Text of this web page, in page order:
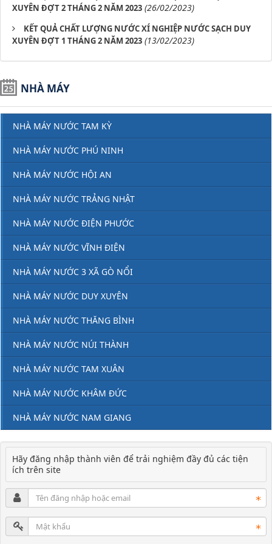
XUYÊN ĐỢT 2 THÁNG 2 NĂM 2023 (26/02/2023)
KẾT QUẢ CHẤT LƯỢNG NƯỚC XÍ NGHIỆP NƯỚC SẠCH DUY
XUYÊN ĐỢT 1 THÁNG 2 NĂM 2023 (13/02/2023)
NHÀ MÁY
NHÀ MÁY NƯỚC TAM KỲ
NHÀ MÁY NƯỚC PHÚ NINH
NHÀ MÁY NƯỚC HỘI AN
NHÀ MÁY NƯỚC TRẢNG NHẬT
NHÀ MÁY NƯỚC ĐIỆN PHƯỚC
NHÀ MÁY NƯỚC VĨNH ĐIỆN
NHÀ MÁY NƯỚC 3 XÃ GÒ NỔI
NHÀ MÁY NƯỚC DUY XUYÊN
NHÀ MÁY NƯỚC THĂNG BÌNH
NHÀ MÁY NƯỚC NÚI THÀNH
NHÀ MÁY NƯỚC TAM XUÂN
NHÀ MÁY NƯỚC KHÂM ĐỨC
NHÀ MÁY NƯỚC NAM GIANG
Hãy đăng nhập thành viên để trải nghiệm đầy đủ các tiện
ích trên site